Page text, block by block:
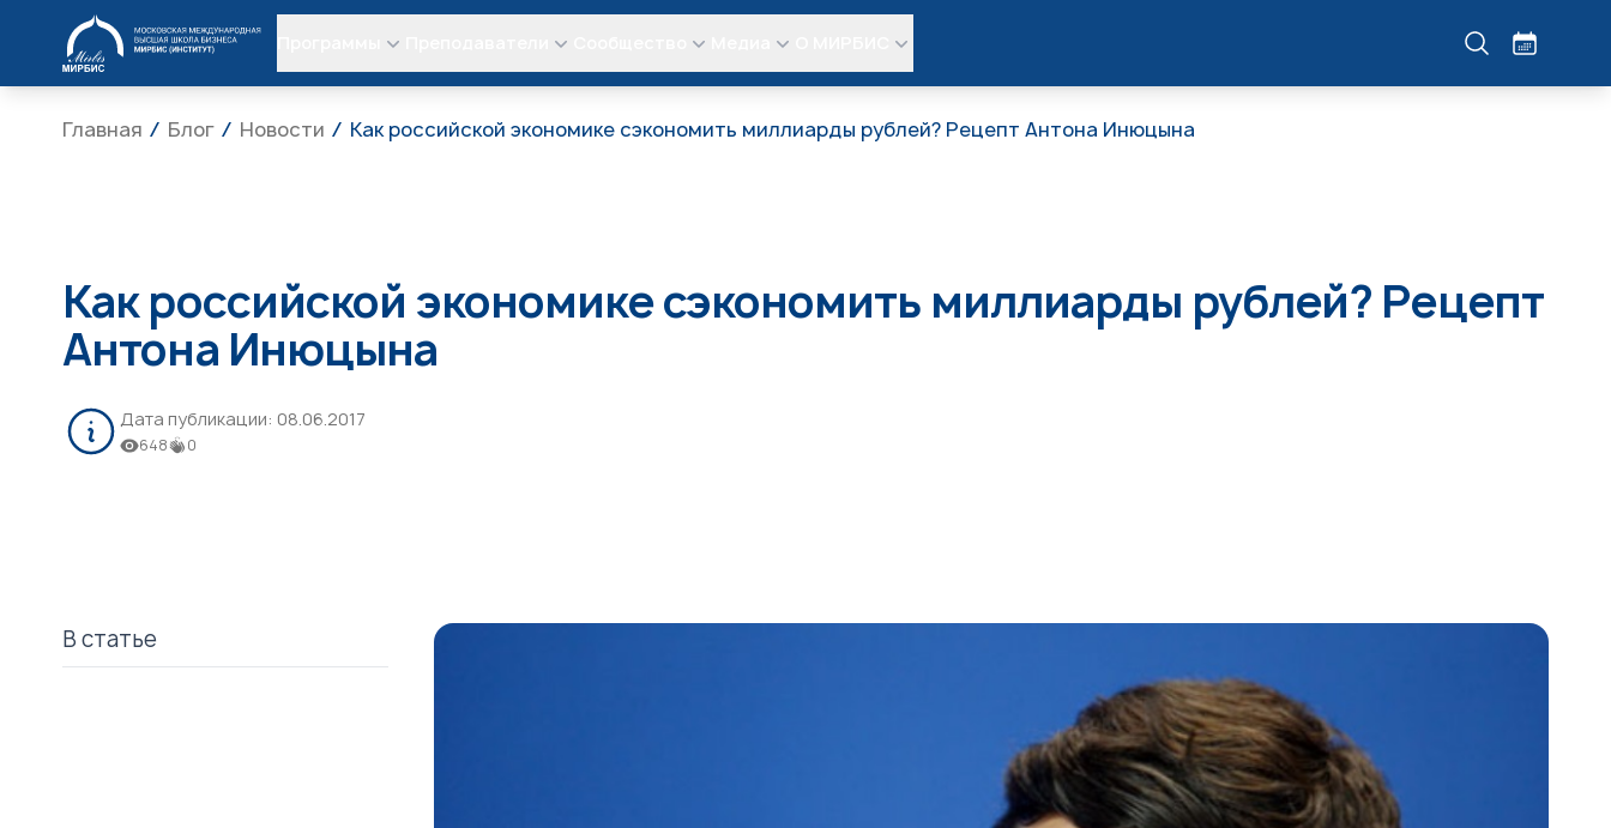
МИРБИС
Главная Блог Новости Как российской экономике сэкономить миллиарды рублей? Рецепт Антона Инюцына
Как российской экономике сэкономить миллиарды рублей? Рецепт
Антона Инюцына
Дата публикации: 08.06.2017
648 0
В статье